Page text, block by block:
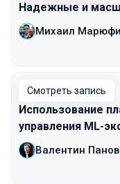
Надежные и
Михаил
Смотреть запись
Использование
управления ML-
Валентин